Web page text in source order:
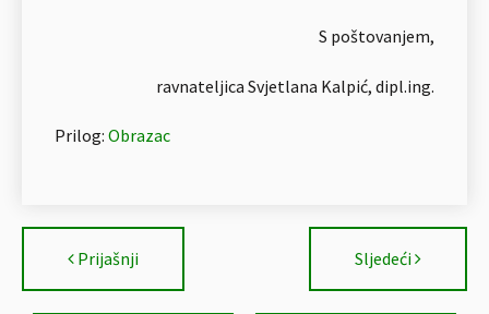
S poštovanjem,
ravnateljica Svjetlana Kalpić, dipl.ing.
Prilog: Obrazac
Prijašnji Sljedeći